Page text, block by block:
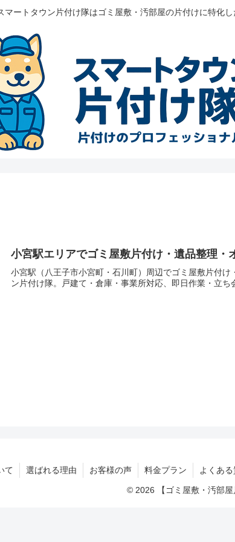
マートタウン片付け隊はゴミ屋敷・汚部屋の片付けに特化し
小宮駅エリアでゴミ屋敷片付け・遺品整理
小宮駅（八王子市小宮町・石川町）周辺でゴミ屋敷片付
ン片付け隊。戸建て・倉庫・事業所対応、即日作業・立ち
て 選ばれる理由 お客様の声 料金プラン よくある
© 2026 【ゴミ屋敷・汚部屋